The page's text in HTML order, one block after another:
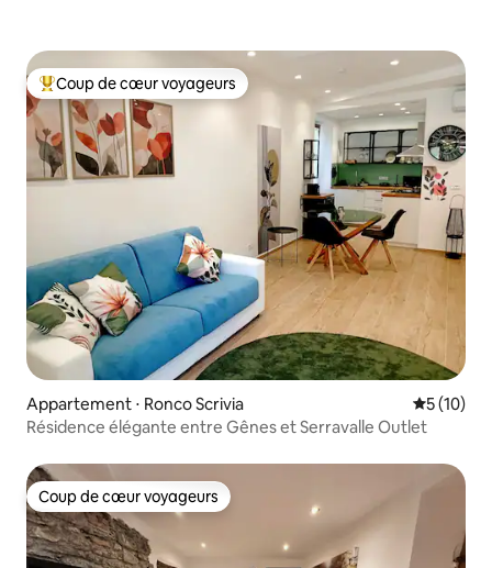
Coups de cœur voyageurs les plus appréciés
Coup de cœur voyageurs
Appartement ⋅ Ronco Scrivia
5 (10)
Résidence élégante entre Gênes et Serravalle Outlet
Coup de cœur voyageurs
Coup de cœur voyageurs